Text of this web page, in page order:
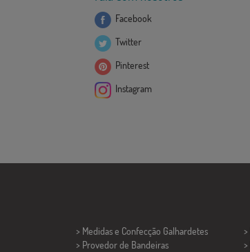
Facebook
Twitter
Pinterest
Instagram
> Medidas e Confecção Galhardetes
> Provedor de Bandeiras